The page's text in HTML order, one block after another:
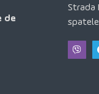
de
Strada